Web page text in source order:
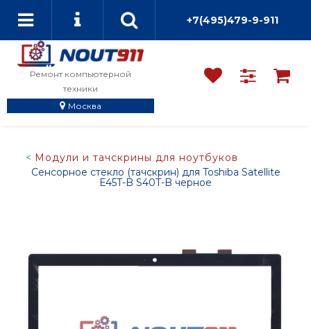
+7(495)479-9-911
Ремонт компьютерной
техники
Москва
Модули и тачскрины для ноутбуков
Сенсорное стекло (тачскрин) для Toshiba Satellite
E45T-B S40T-B черное